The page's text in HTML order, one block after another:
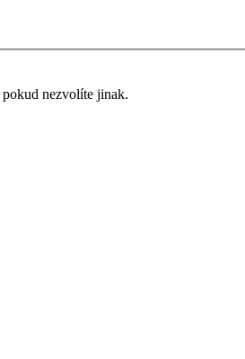
nezvolíte jinak.